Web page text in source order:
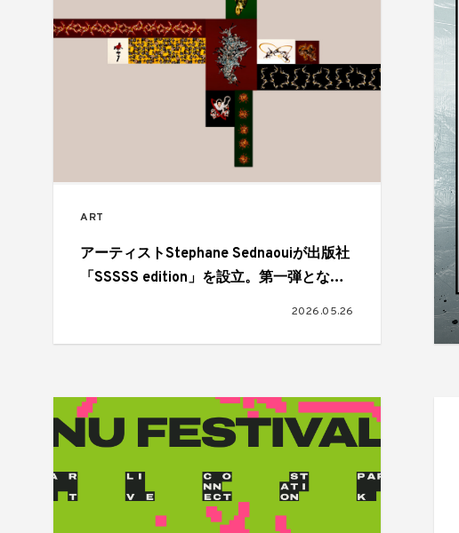
ART
アーティストStephane Sednaouiが出版社
「SSSSS edition」を設立。第一弾となる
2026.05.26